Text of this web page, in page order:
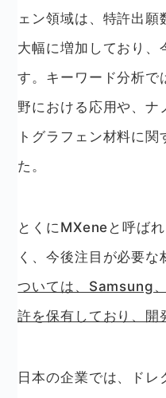
ェン領域は、特許出願
大幅に増加しており、
す。キーワード分析で
野における応用や、ナ
トグラフェン材料に
た。
とくにMXeneと呼ば
く、今後注目が必要な
ついては、Samsung
許を保有しており、開
日本の企業では、ドレ